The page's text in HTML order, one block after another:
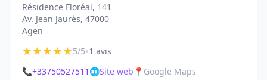
Résidence Floréal, 141
Av. Jean Jaurès, 47000
Agen
★★★★★5/5•1 avis
📞+33750527511 🌐Site web 📍 Google Maps